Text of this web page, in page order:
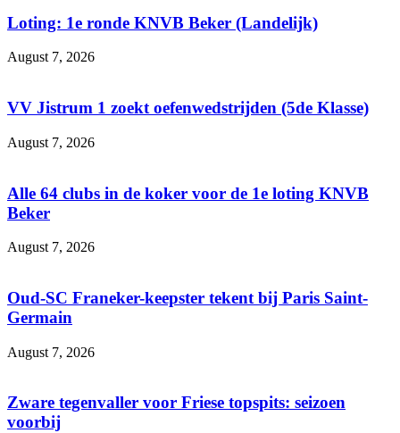
Loting: 1e ronde KNVB Beker (Landelijk)
August 7, 2026
VV Jistrum 1 zoekt oefenwedstrijden (5de Klasse)
August 7, 2026
Alle 64 clubs in de koker voor de 1e loting KNVB
Beker
August 7, 2026
Oud-SC Franeker-keepster tekent bij Paris Saint-
Germain
August 7, 2026
Zware tegenvaller voor Friese topspits: seizoen
voorbij